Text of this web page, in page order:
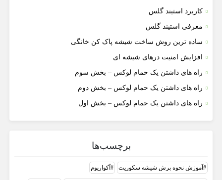
کاربرد استیند گلس
معرفی استیند گلس
ساده ترین روش ساخت شیشه پاک کن خانگی
افزایش امنیت درهای شیشه ای
راه های داشتن یک حمام لوکس – بخش سوم
راه های داشتن یک حمام لوکس – بخش دوم
راه های داشتن یک حمام لوکس – بخش اول
برچسب‌ها
آموزش نحوه برش شیشه سکوریت آکواریوم